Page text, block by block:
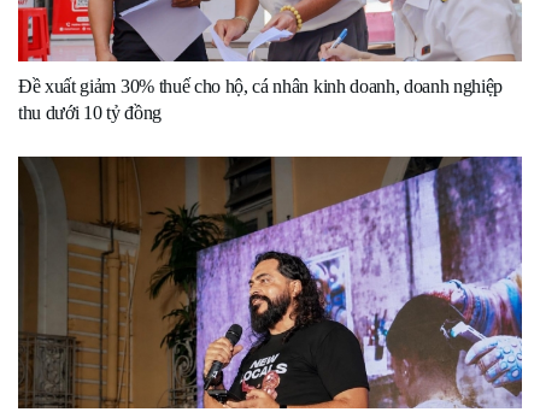
Đề xuất giảm 30% thuế cho hộ, cá nhân kinh doanh, doanh nghiệp
thu dưới 10 tỷ đồng